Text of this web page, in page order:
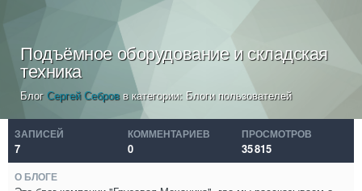
Подъёмное оборудование и складская
техника
БлогСергей Себровв категории: Блоги пользователей
ЗАПИСЕЙ
7
КОММЕНТАРИЕВ
0
ПРОСМОТРОВ
35 815
О БЛОГЕ